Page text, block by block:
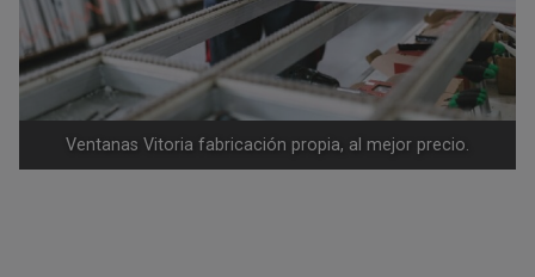
Ventanas Vitoria fabricación propia, al mejor precio.